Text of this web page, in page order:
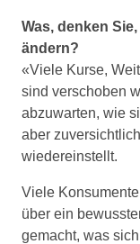
Was, denken
ändern?
«Viele Kurse,
sind verschoben
abzuwarten, wie
aber
wiedereinstellt.
Viele
über ein
gemacht, was